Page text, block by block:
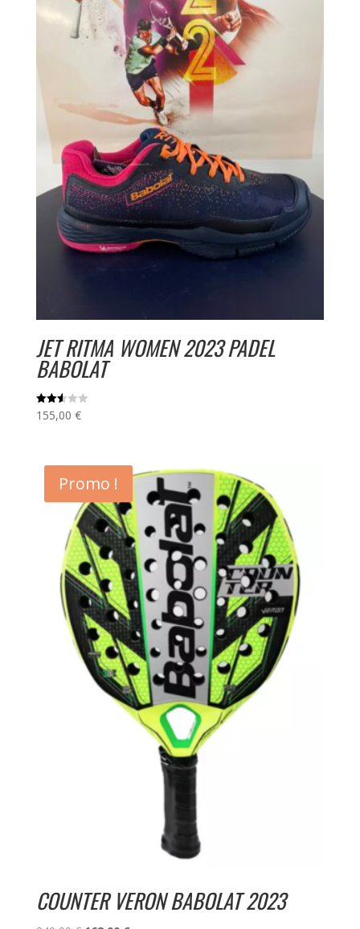
JET RITMA WOMEN 2023 PADEL
BABOLAT
Note
2.59
155,00 €
Promo !
COUNTER VERON BABOLAT 2023